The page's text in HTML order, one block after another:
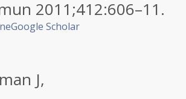
2011;412:606–11.
Google Scholar
J,